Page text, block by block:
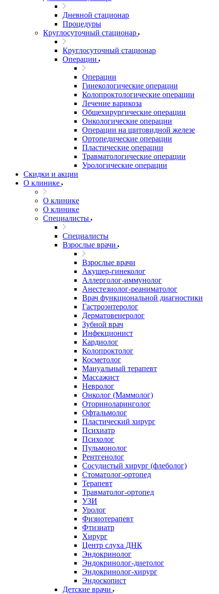
Дневной стационар
Процедуры
Круглосуточный стационар
Круглосуточный стационар
Операции
Операции
Гинекологические операции
Колопроктологические операции
Лечение варикоза
Общехирургические операции
Онкологические операции
Операции на щитовидной железе
Ортопедические операции
Пластические операции
Травматологические операции
Урологические операции
Скидки и акции
О клинике
О клинике
О клинике
Специалисты
Специалисты
Взрослые врачи
Взрослые врачи
Акушер-гинеколог
Аллерголог-иммунолог
Анестезиолог-реаниматолог
Врач функциональной диагностики
Гастроэнтеролог
Дерматовенеролог
Зубной врач
Инфекционист
Кардиолог
Колопроктолог
Косметолог
Мануальный терапевт
Массажист
Невролог
Онколог (Маммолог)
Оториноларинголог
Офтальмолог
Пластический хирург
Психиатр
Психолог
Пульмонолог
Рентгенолог
Сосудистый хирург (флеболог)
Стоматолог-ортопед
Терапевт
Травматолог-ортопед
УЗИ
Уролог
Физиотерапевт
Фтизиатр
Хирург
Центр слуха ДНК
Эндокринолог
Эндокринолог-диетолог
Эндокринолог-хирург
Эндоскопист
Детские врачи